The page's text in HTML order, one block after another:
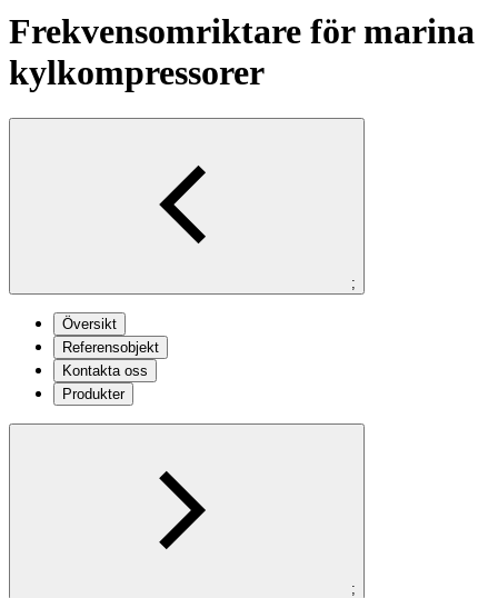
Frekvensomriktare för marina
kylkompressorer
;
Översikt
Referensobjekt
Kontakta oss
Produkter
;